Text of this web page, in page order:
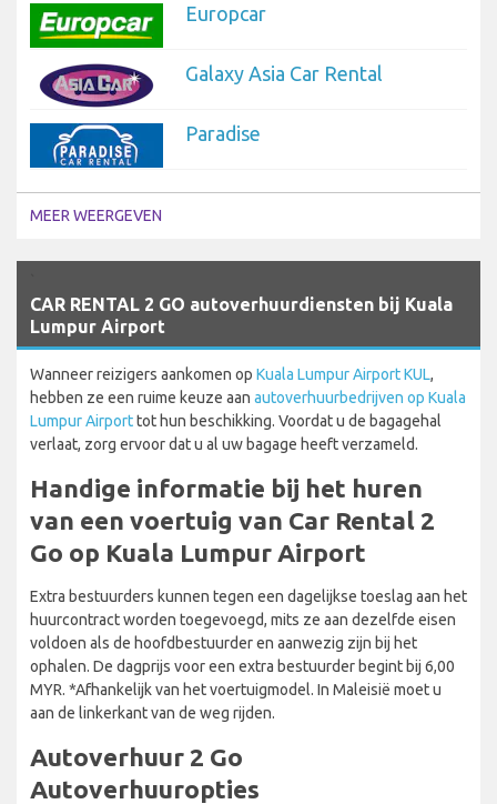
Europcar
Galaxy Asia Car Rental
Paradise
MEER WEERGEVEN
CAR RENTAL 2 GO autoverhuurdiensten bij Kuala
Lumpur Airport
Wanneer reizigers aankomen op Kuala Lumpur Airport KUL,
hebben ze een ruime keuze aan autoverhuurbedrijven op Kuala
Lumpur Airporttot hun beschikking. Voordat u de bagagehal
verlaat, zorg ervoor dat u al uw bagage heeft verzameld.
Handige informatie bij het huren
van een voertuig van Car Rental 2
Go op Kuala Lumpur Airport
Extra bestuurders kunnen tegen een dagelijkse toeslag aan het
huurcontract worden toegevoegd, mits ze aan dezelfde eisen
voldoen als de hoofdbestuurder en aanwezig zijn bij het
ophalen. De dagprijs voor een extra bestuurder begint bij 6,00
MYR. *Afhankelijk van het voertuigmodel. In Maleisië moet u
aan de linkerkant van de weg rijden.
Autoverhuur 2 Go
Autoverhuuropties